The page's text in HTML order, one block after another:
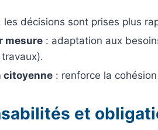
les décisions sont prises plus
mesure : adaptation aux
citoyenne : renforce la
et